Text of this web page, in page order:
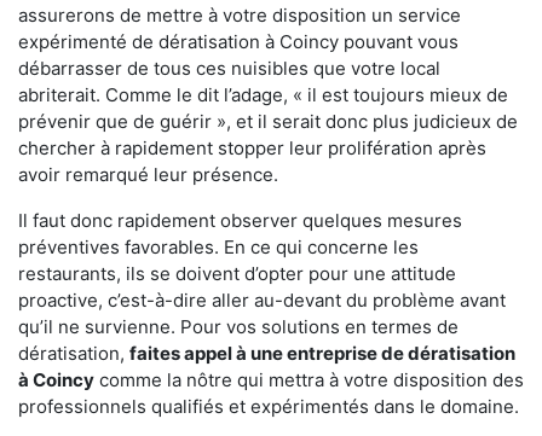
assurerons de mettre à votre disposition un service
expérimenté de dératisation à Coincy pouvant vous
débarrasser de tous ces nuisibles que votre local
abriterait. Comme le dit l’adage, « il est toujours mieux de
prévenir que de guérir », et il serait donc plus judicieux de
chercher à rapidement stopper leur prolifération après
avoir remarqué leur présence.
Il faut donc rapidement observer quelques mesures
préventives favorables. En ce qui concerne les
restaurants, ils se doivent d’opter pour une attitude
proactive, c’est-à-dire aller au-devant du problème avant
qu’il ne survienne. Pour vos solutions en termes de
dératisation, faites appel à une entreprise de dératisation
à Coincy comme la nôtre qui mettra à votre disposition des
professionnels qualifiés et expérimentés dans le domaine.